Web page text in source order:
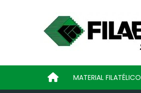
MATERIAL FILATÉLICO